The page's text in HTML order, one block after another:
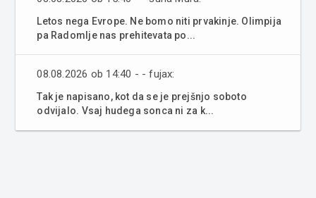
Letos nega Evrope. Ne bomo niti prvakinje. Olimpija
pa Radomlje nas prehitevata po...
08.08.2026 ob 14:40 - - fujax:
Tak je napisano, kot da se je prejšnjo soboto
odvijalo. Vsaj hudega sonca ni za k...